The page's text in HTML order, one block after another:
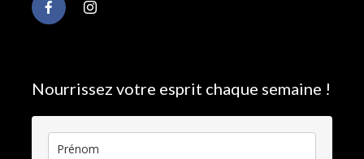
Nourrissez votre esprit chaque semaine !